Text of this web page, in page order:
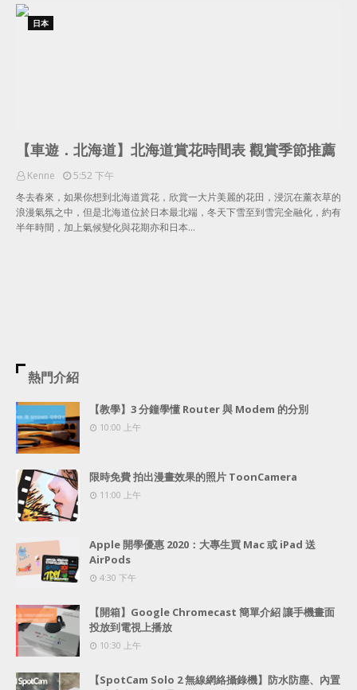
日本
【車遊．北海道】北海道賞花時間表 觀賞季節推薦
Kenne
5:52 下午
冬去春來，如果你想到北海道賞花，欣賞一大片美麗的花田，浸沉在薰衣草的
浪漫氣氛之中，但是北海道位於日本最北端，冬天下雪至到雪完全融化，約有
半年時間，加上氣候變化與花期亦和日本…
熱門介紹
【教學】3 分鐘學懂 Router 與 Modem 的分別
10:00 上午
限時免費 拍出漫畫效果的照片 ToonCamera
11:00 上午
Apple 開學優惠 2020：大專生買 Mac 或 iPad 送
AirPods
4:30 下午
【開箱】Google Chromecast 簡單介紹 讓手機畫面
投放到電視上播放
10:30 上午
【SpotCam Solo 2 無線網絡攝錄機】防水防塵、內置